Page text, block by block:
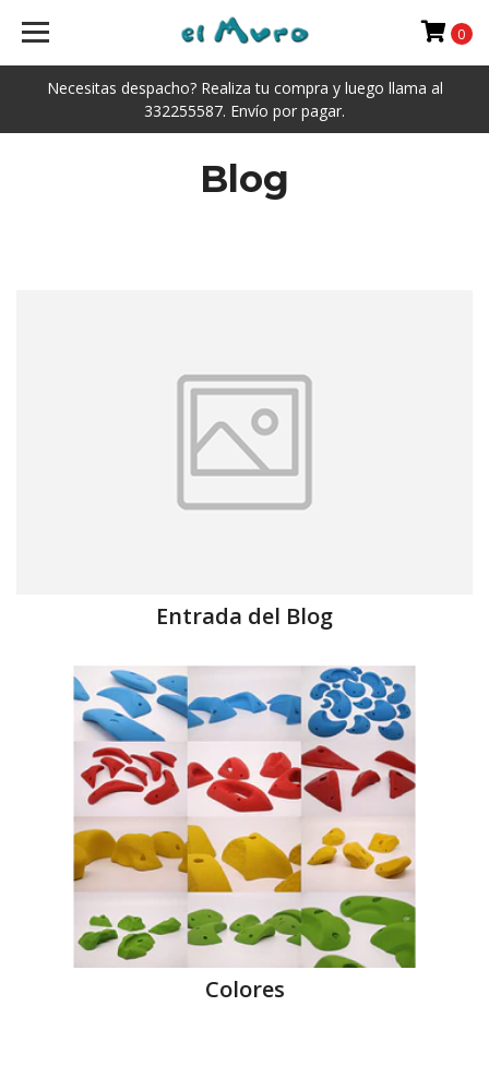
Necesitas despacho? Realiza tu compra y luego llama al
332255587. Envío por pagar.
0
Blog
Entrada del Blog
Colores